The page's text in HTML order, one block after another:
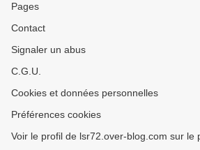
Pages
Contact
Signaler un abus
C.G.U.
Cookies et données personnelles
Préférences cookies
Voir le profil de lsr72.over-blog.com sur le